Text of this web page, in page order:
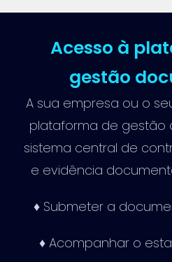
Acesso à
gestão
A sua empresa ou o
plataforma de gestão
sistema central de
e evidência
♦ Submeter a
♦ Acompanhar o